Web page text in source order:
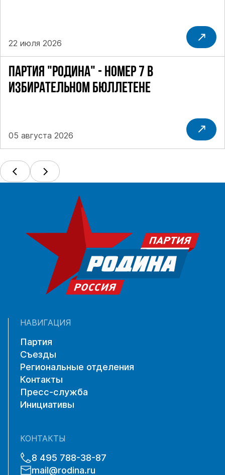
ПАРТИЯ "РОДИНА" - НОМЕР 7 В
ИЗБИРАТЕЛЬНОМ БЮЛЛЕТЕНЕ
05 августа 2026
22 июля 2026
НАВИГАЦИЯ
Партия
Съезды
Региональные отделения
Контакты
Пресс-служба
Инициативы
КОНТАКТЫ
8 495 788-38-87
mail@rodina.ru